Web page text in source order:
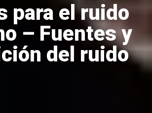
para el ruido
– Fuentes y
del ruido